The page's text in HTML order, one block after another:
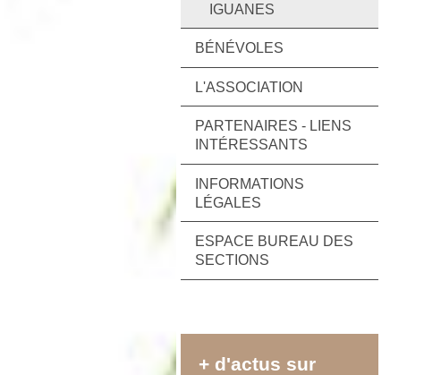
IGUANES
BÉNÉVOLES
L'ASSOCIATION
PARTENAIRES - LIENS
INTÉRESSANTS
INFORMATIONS
LÉGALES
ESPACE BUREAU DES
SECTIONS
+ d'actus sur